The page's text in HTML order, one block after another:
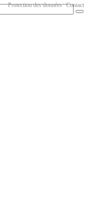
Protection des données Contact